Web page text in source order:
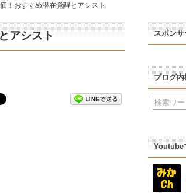
！おすすめ潜在覚醒とアシスト
アシスト スポン
ブログ内
Youtube